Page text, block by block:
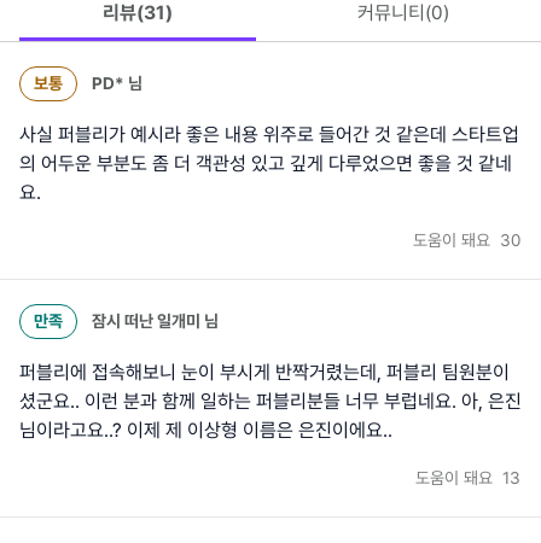
리뷰(31) 커뮤니티(0)
보통 PD* 님
사실 퍼블리가 예시라 좋은 내용 위주로 들어간 것 같은데 스타트업
의 어두운 부분도 좀 더 객관성 있고 깊게 다루었으면 좋을 것 같네
요.
도움이 돼요 30
만족 잠시 떠난 일개미 님
퍼블리에 접속해보니 눈이 부시게 반짝거렸는데, 퍼블리 팀원분이
셨군요.. 이런 분과 함께 일하는 퍼블리분들 너무 부럽네요. 아, 은진
님이라고요..? 이제 제 이상형 이름은 은진이에요..
도움이 돼요 13